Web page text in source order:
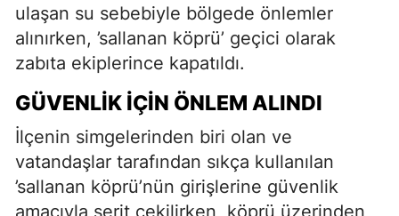
ulaşan su sebebiyle bölgede önlemler
alınırken, ’sallanan köprü’ geçici olarak
zabıta ekiplerince kapatıldı.
GÜVENLIK İÇIN ÖNLEM ALINDI
İlçenin simgelerinden biri olan ve
vatandaşlar tarafından sıkça kullanılan
’sallanan köprü’nün girişlerine güvenlik
amacıyla şerit çekilirken, köprü üzerinden